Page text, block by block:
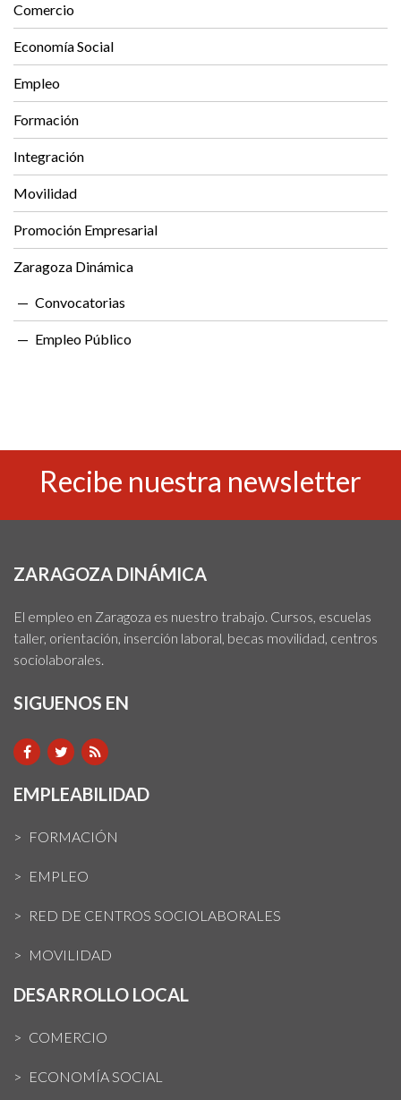
Comercio
Economía Social
Empleo
Formación
Integración
Movilidad
Promoción Empresarial
Zaragoza Dinámica
Convocatorias
Empleo Público
Recibe nuestra newsletter
ZARAGOZA DINÁMICA
El empleo en Zaragoza es nuestro trabajo. Cursos, escuelas
taller, orientación, inserción laboral, becas movilidad, centros
sociolaborales.
SIGUENOS EN
EMPLEABILIDAD
FORMACIÓN
EMPLEO
RED DE CENTROS SOCIOLABORALES
MOVILIDAD
DESARROLLO LOCAL
COMERCIO
ECONOMÍA SOCIAL